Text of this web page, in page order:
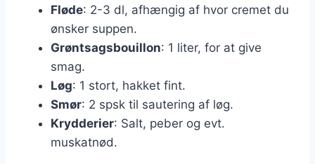
Fløde: 2-3 dl, afhængig af hvor cremet du
ønsker suppen.
Grøntsagsbouillon: 1 liter, for at give
smag.
Løg: 1 stort, hakket fint.
Smør: 2 spsk til sautering af løg.
Krydderier: Salt, peber og evt.
muskatnød.